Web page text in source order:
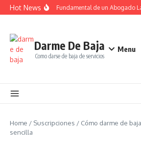
Saltar al contenido
Hot NewsEl Papel Fundamental de un Abogado
Darme De Baja
Como darse de baja de servicios
Menu
Home / Suscripciones / Cómo darme de
sencilla